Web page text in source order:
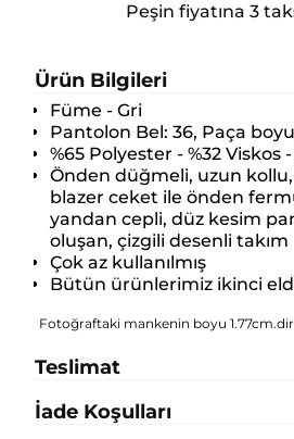
Peşin fiyatına 3
Ürün Bilgileri
Füme - Gri
Pantolon Bel: 36, Paça
%65 Polyester - %32 Viskos
Önden düğmeli, uzun kollu,
blazer ceket ile önden
yandan cepli, düz kesim
oluşan, çizgili desenli takım
Çok az kullanılmış
Bütün ürünlerimiz ikinci
Fotoğraftaki mankenin boyu 1.77cm.dir
Teslimat
İade Koşulları